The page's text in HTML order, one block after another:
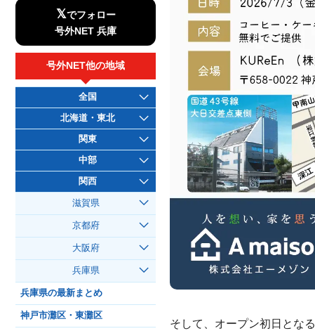
そして、オープン初日となる
𝕏でフォロー
号外NET 兵庫
号外NET他の地域
全国
北海道・東北
関東
中部
関西
滋賀県
京都府
大阪府
兵庫県
兵庫県の最新まとめ
神戸市灘区・東灘区